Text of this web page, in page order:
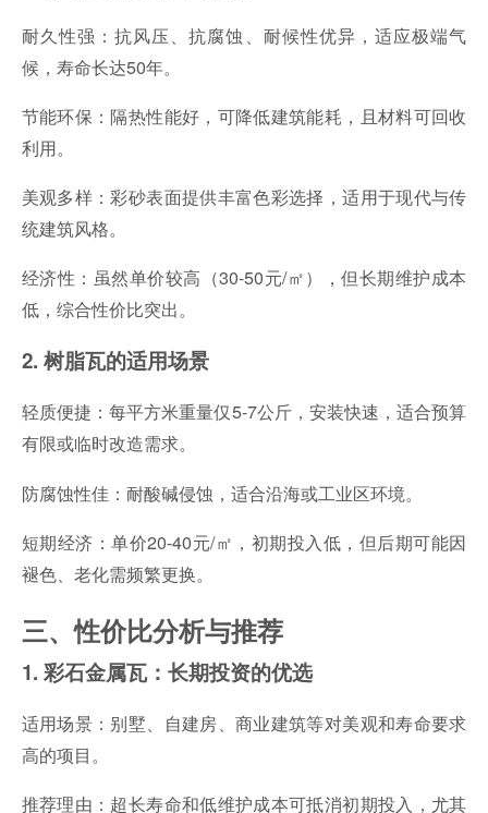
耐久性强：抗风压、抗腐蚀、耐候性优异，适应极端气
候，寿命长达50年。
节能环保：隔热性能好，可降低建筑能耗，且材料可回收
利用。
美观多样：彩砂表面提供丰富色彩选择，适用于现代与传
统建筑风格。
经济性：虽然单价较高（30-50元/㎡），但长期维护成本
低，综合性价比突出。
2. 树脂瓦的适用场景
轻质便捷：每平方米重量仅5-7公斤，安装快速，适合预算
有限或临时改造需求。
防腐蚀性佳：耐酸碱侵蚀，适合沿海或工业区环境。
短期经济：单价20-40元/㎡，初期投入低，但后期可能因
褪色、老化需频繁更换。
三、性价比分析与推荐
1. 彩石金属瓦：长期投资的优选
适用场景：别墅、自建房、商业建筑等对美观和寿命要求
高的项目。
推荐理由：超长寿命和低维护成本可抵消初期投入，尤其